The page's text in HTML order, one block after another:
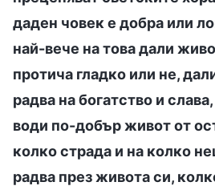
даден човек е добра или
най-вече на това дали
протича гладко или не,
радва на богатство и
води по-добър живот от
колко страда и на колко
радва през живота си,